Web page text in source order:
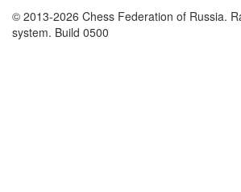
© 2013-2026 Chess Federation of Russia.
system. Build 0500